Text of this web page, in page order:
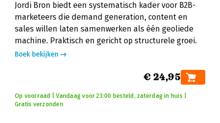
Jordi Bron biedt een systematisch kader voor B2B-
marketeers die demand generation, content en
sales willen laten samenwerken als één geoliede
machine. Praktisch en gericht op structurele groei.
Boek bekijken
€ 24,95
Op voorraad | Vandaag voor 23:00 besteld, zaterdag in huis |
Gratis verzonden